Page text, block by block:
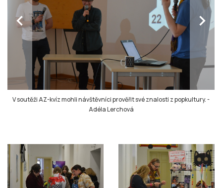
chevron_left chevron_right
V soutěži AZ-kvíz mohli návštěvníci prověřit své znalosti z popkultury.-
Adéla Lerchová